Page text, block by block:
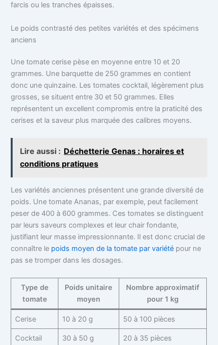
farcis ou les tranches épaisses.
Le poids contrasté des petites variétés et des spécimens
anciens
Une tomate cerise pèse en moyenne entre 10 et 20
grammes. Une barquette de 250 grammes en contient
donc une quinzaine. Les tomates cocktail, légèrement plus
grosses, se situent entre 30 et 50 grammes. Elles
représentent un excellent compromis entre la praticité des
cerises et la saveur plus marquée des calibres moyens.
Lire aussi : Déchetterie Genas : horaires et
conditions pratiques
Les variétés anciennes présentent une grande diversité de
poids. Une tomate Ananas, par exemple, peut facilement
peser de 400 à 600 grammes. Ces tomates se distinguent
par leurs saveurs complexes et leur chair fondante,
justifiant leur masse impressionnante. Il est donc crucial de
connaître le poids moyen de la tomate par variété pour ne
pas se tromper dans les dosages.
Type de
tomate
Poids unitaire
moyen
Nombre approximatif
pour 1 kg
Cerise 10 à 20 g 50 à 100 pièces
Cocktail 30 à 50 g 20 à 35 pièces